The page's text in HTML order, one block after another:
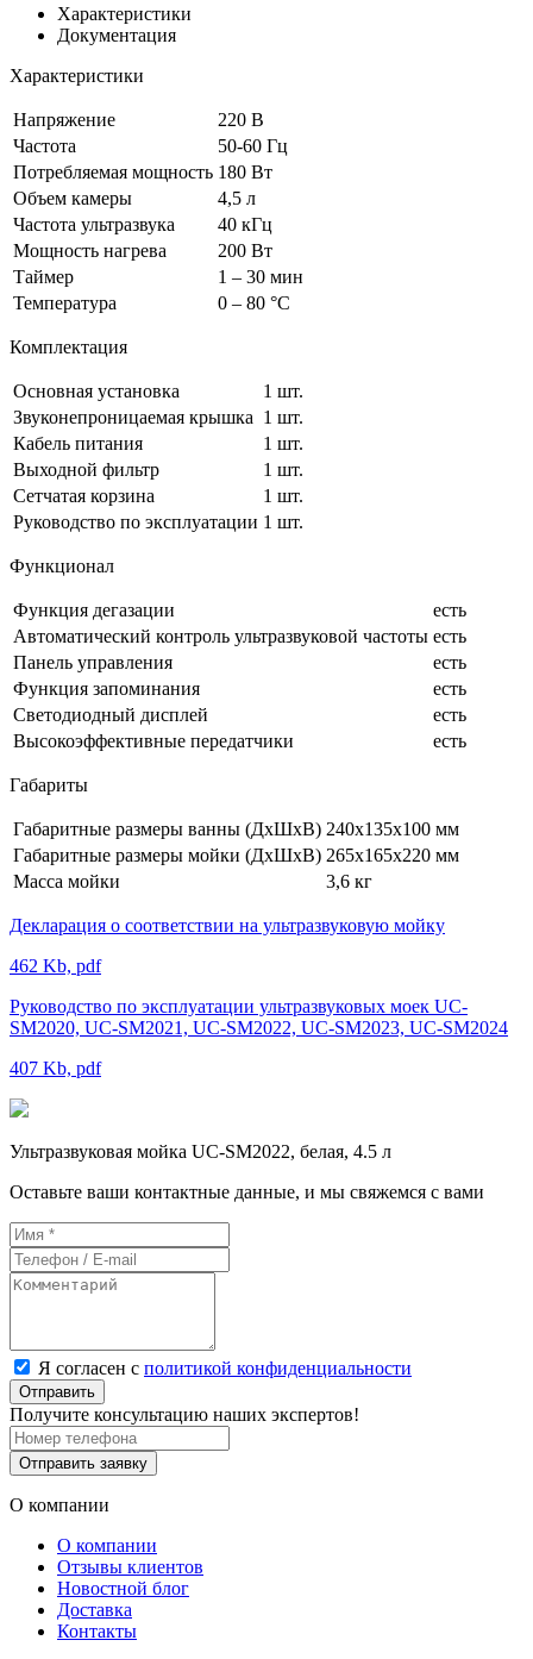
Характеристики
Документация
Характеристики
Напряжение
220 В
Частота
50-60 Гц
Потребляемая мощность 180 Вт
Объем камеры
4,5 л
Частота ультразвука
40 кГц
Мощность нагрева
200 Вт
Таймер
1 – 30 мин
Температура
0 – 80 °С
Комплектация
Основная установка
1 шт.
Звуконепроницаемая крышка 1 шт.
Кабель питания
1 шт.
Выходной фильтр
1 шт.
Сетчатая корзина
1 шт.
Руководство по эксплуатации 1 шт.
Функционал
Функция дегазации
есть
Автоматический контроль ультразвуковой частоты есть
Панель управления
есть
Функция запоминания
есть
Светодиодный дисплей
есть
Высокоэффективные передатчики
есть
Габариты
Габаритные размеры ванны (ДхШхВ) 240х135х100 мм
Габаритные размеры мойки (ДхШхВ) 265х165х220 мм
Масса мойки
3,6 кг
Декларация о соответствии на ультразвуковую мойку
462 Kb, pdf
Руководство по эксплуатации ультразвуковых моек UC-
SM2020, UC-SM2021, UC-SM2022, UC-SM2023, UC-SM2024
407 Kb, pdf
Ультразвуковая мойка UC-SM2022, белая, 4.5 л
Оставьте ваши контактные данные, и мы свяжемся с вами
Я согласен с политикой конфиденциальности
Отправить
Получите консультацию наших экспертов!
Отправить заявку
О компании
О компании
Отзывы клиентов
Новостной блог
Доставка
Контакты